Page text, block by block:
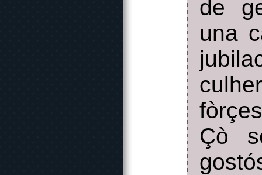
de
una
Çò